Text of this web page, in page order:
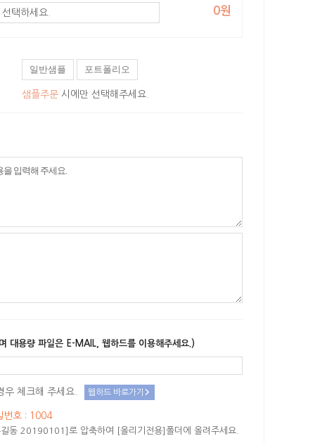
0원
일반샘플 포트폴리오
샘플주문 시에만 선택해주세요.
대용량 파일은 E-MAIL, 웹하드를 이용해주세요.)
우 체크해 주세요. 웹하드 바로가기
번호 : 1004
동 20190101]로 압축하여 [올리기전용]폴더에 올려주세요.